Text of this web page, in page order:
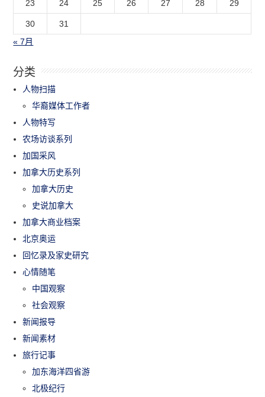
23 24 25 26 27 28 29
30
31
« 7月
分类
人物扫描
华裔媒体工作者
人物特写
农场访谈系列
加国采风
加拿大历史系列
加拿大历史
史说加拿大
加拿大商业档案
北京奥运
回忆录及家史研究
心情随笔
中国观察
社会观察
新闻报导
新闻素材
旅行记事
加东海洋四省游
北极纪行